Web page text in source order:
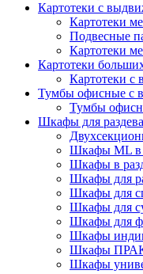
Картотеки с
Картотеки
Подвесные
Картотеки
Картотеки
Картотеки
Тумбы офисные с
Тумбы
Шкафы для
Шкафы ML в
Шкафы в
Шкафы для
Шкафы для
Шкафы для
Шкафы для
Шкафы
Шкафы
Шкафы